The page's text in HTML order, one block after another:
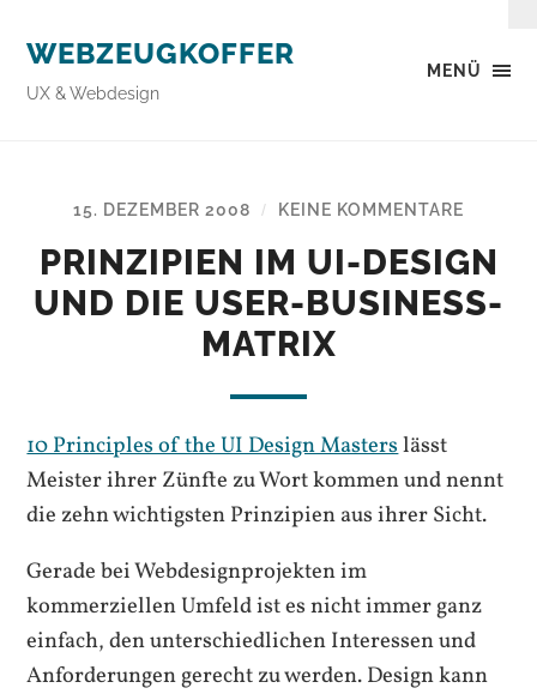
MENÜ
WEBZEUGKOFFER
UX & Webdesign
15. DEZEMBER 2008 / KEINE KOMMENTARE
PRINZIPIEN IM UI-DESIGN
UND DIE USER-BUSINESS-
MATRIX
10 Principles of the UI Design Masterslässt
Meister ihrer Zünfte zu Wort kommen und nennt
die zehn wichtigsten Prinzipien aus ihrer Sicht.
Gerade bei Webdesignprojekten im
kommerziellen Umfeld ist es nicht immer ganz
einfach, den unterschiedlichen Interessen und
Anforderungen gerecht zu werden. Design kann